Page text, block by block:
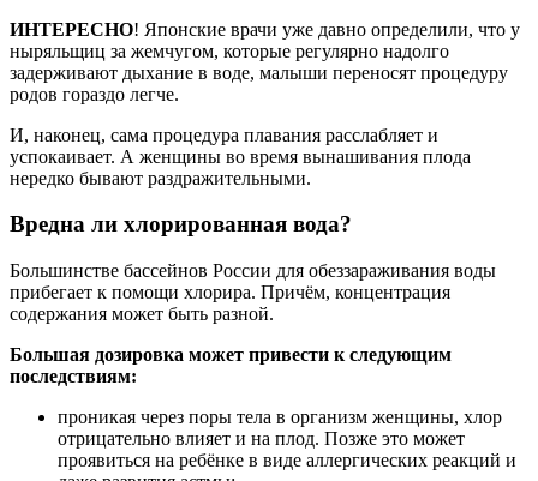
ИНТЕРЕСНО! Японские врачи уже давно определили, что у
ныряльщиц за жемчугом, которые регулярно надолго
задерживают дыхание в воде, малыши переносят процедуру
родов гораздо легче.
И, наконец, сама процедура плавания расслабляет и
успокаивает. А женщины во время вынашивания плода
нередко бывают раздражительными.
Вредна ли хлорированная вода?
Большинстве бассейнов России для обеззараживания воды
прибегает к помощи хлорира. Причём, концентрация
содержания может быть разной.
Большая дозировка может привести к следующим
последствиям:
проникая через поры тела в организм женщины, хлор
отрицательно влияет и на плод. Позже это может
проявиться на ребёнке в виде аллергических реакций и